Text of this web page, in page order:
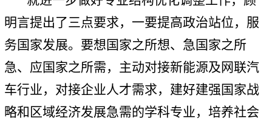
明言提出了三点要求，一要提高政治站位，服
务国家发展。要想国家之所想、急国家之所
急、应国家之所需，主动对接新能源及网联汽
车行业，对接企业人才需求，建好建强国家战
略和区域经济发展急需的学科专业，培养社会